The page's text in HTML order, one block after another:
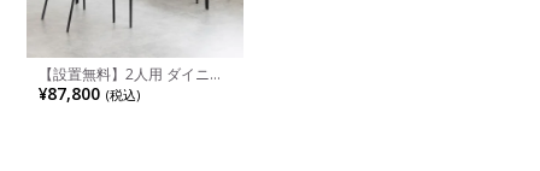
【設置無料】2人用 ダイニン
グテーブルセット 3点 ORV コ
ンセント付き セラミックテー
¥87,800 (税込)